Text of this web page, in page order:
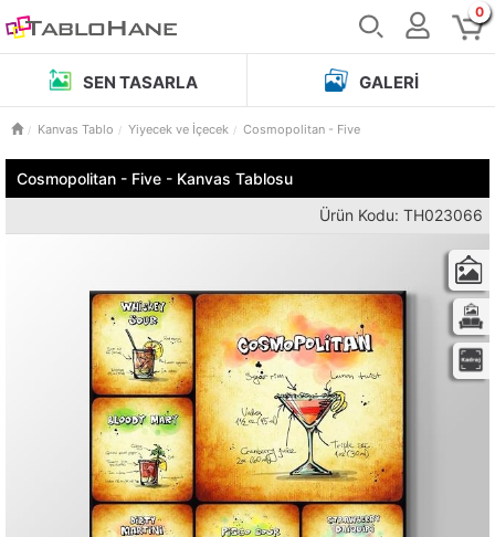
0
SEN TASARLA GALERI
Kanvas Tablo Yiyecek ve İçecek Cosmopolitan - Five
Cosmopolitan - Five - Kanvas Tablosu
Ürün Kodu: TH023066